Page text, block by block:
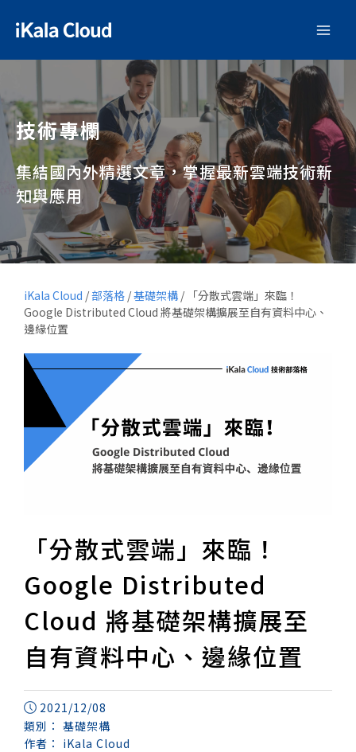
技術專欄
集結國內外精選文章，掌握最新雲端技術新
知與應用
iKala Cloud /部落格 /基礎架構 / 「分散式雲端」來臨！
Google Distributed Cloud 將基礎架構擴展至自有資料中心、
邊緣位置
「分散式雲端」來臨！
Google Distributed
Cloud 將基礎架構擴展至
自有資料中心、邊緣位置
2021/12/08
類別： 基礎架構
作者： iKala Cloud